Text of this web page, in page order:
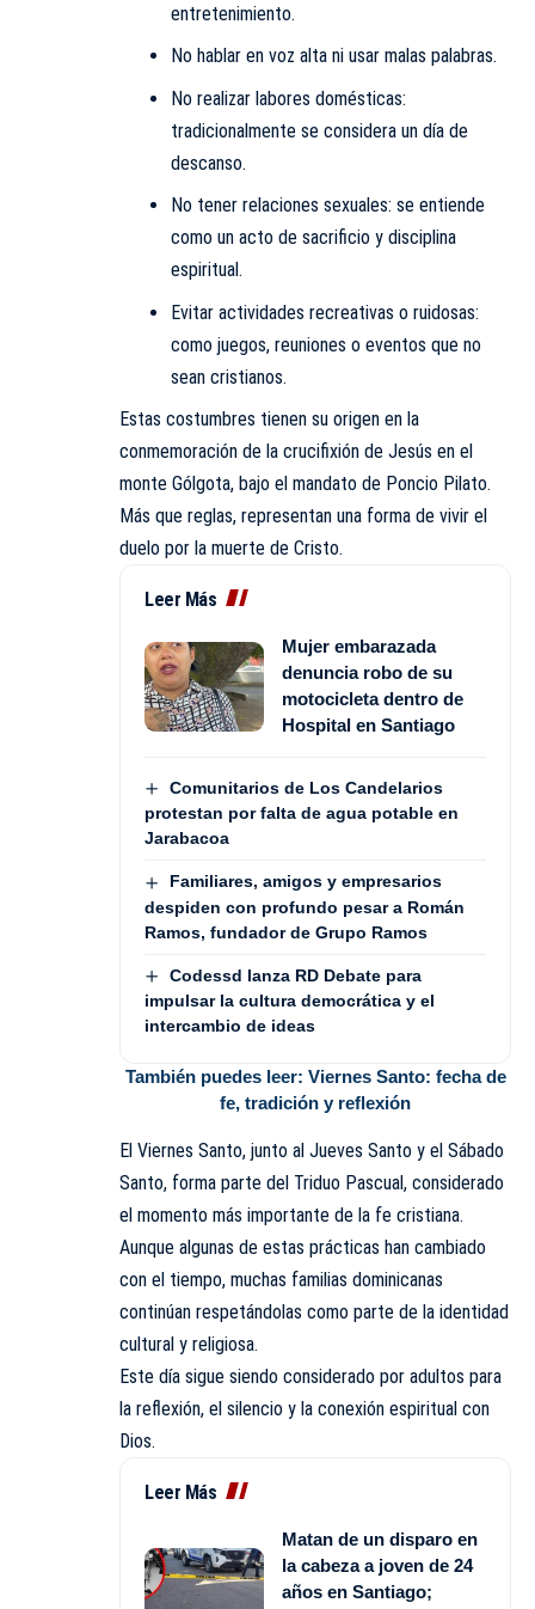
entretenimiento.
No hablar en voz alta ni usar malas palabras.
No realizar labores domésticas:
tradicionalmente se considera un día de
descanso.
No tener relaciones sexuales: se entiende
como un acto de sacrificio y disciplina
espiritual.
Evitar actividades recreativas o ruidosas:
como juegos, reuniones o eventos que no
sean cristianos.
Estas costumbres tienen su origen en la
conmemoración de la crucifixión de Jesús en el
monte Gólgota, bajo el mandato de Poncio Pilato.
Más que reglas, representan una forma de vivir el
duelo por la muerte de Cristo.
Leer Más
Mujer embarazada
denuncia robo de su
motocicleta dentro de
Hospital en Santiago
Comunitarios de Los Candelarios
protestan por falta de agua potable en
Jarabacoa
Familiares, amigos y empresarios
despiden con profundo pesar a Román
Ramos, fundador de Grupo Ramos
Codessd lanza RD Debate para
impulsar la cultura democrática y el
intercambio de ideas
También puedes leer: Viernes Santo: fecha de
fe, tradición y reflexión
El Viernes Santo, junto al Jueves Santo y el Sábado
Santo, forma parte del Triduo Pascual, considerado
el momento más importante de la fe cristiana.
Aunque algunas de estas prácticas han cambiado
con el tiempo, muchas familias dominicanas
continúan respetándolas como parte de la identidad
cultural y religiosa.
Este día sigue siendo considerado por adultos para
la reflexión, el silencio y la conexión espiritual con
Dios.
Leer Más
Matan de un disparo en
la cabeza a joven de 24
años en Santiago;